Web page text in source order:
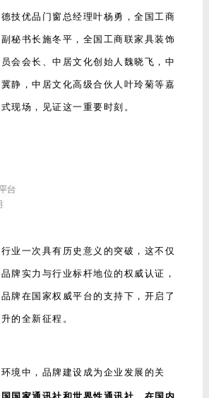
技优品门窗总经理叶杨勇，全国工商
秘书长施冬平，全国工商联家具装饰
会会长、中居文化创始人魏晓飞，中
静，中居文化高级合伙人叶玲菊等嘉
现场，见证这一重要时刻。
业一次具有历史意义的突破，这不仅
牌实力与行业标杆地位的权威认证，
牌在国家权威平台的支持下，开启了
的全新征程。
境中，品牌建设成为企业发展的关